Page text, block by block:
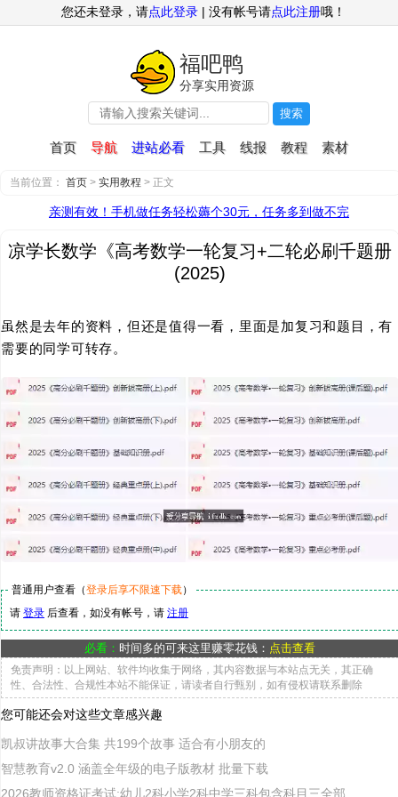
福吧鸭
分享实用资源
搜索
首页 导航 进站必看 工具 线报 教程 素材
您还未登录，请点此登录 | 没有帐号请点此注册哦！
当前位置： 首页 > 实用教程 > 正文
亲测有效！手机做任务轻松薅个30元，任务多到做不完
凉学长数学《高考数学一轮复习+二轮必刷千题册
(2025)
虽然是去年的资料，但还是值得一看，里面是加复习和题目，有
需要的同学可转存。
普通用户查看（登录后享不限速下载）
请 登录 后查看，如没有帐号，请 注册
必看： 时间多的可来这里赚零花钱： 点击查看
免责声明：以上网站、软件均收集于网络，其内容数据与本站点无关，其正确
性、合法性、合规性本站不能保证，请读者自行甄别，如有侵权请联系删除
您可能还会对这些文章感兴趣
凯叔讲故事大合集 共199个故事 适合有小朋友的
智慧教育v2.0 涵盖全年级的电子版教材 批量下载
2026教师资格证考试:幼儿2科小学2科中学三科包含科目三全部